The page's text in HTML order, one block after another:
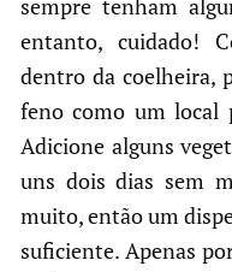
sempre tenham
entanto, cuidado!
dentro da coelheira,
feno como um local
Adicione alguns
uns dois dias sem
muito, então um
suficiente. Apenas